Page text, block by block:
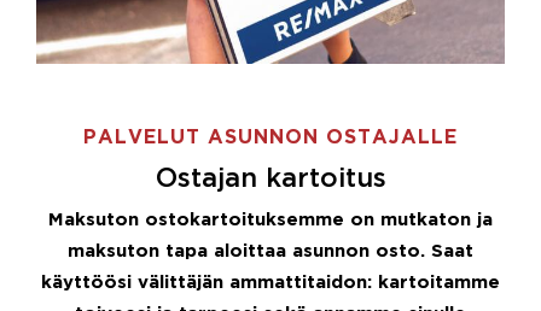
PALVELUT ASUNNON OSTAJALLE
Ostajan kartoitus
Maksuton ostokartoituksemme on mutkaton ja
maksuton tapa aloittaa asunnon osto. Saat
käyttöösi välittäjän ammattitaidon: kartoitamme